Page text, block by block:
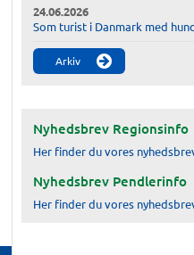
24.06.2026
Som turist i Danmark med
Arkiv
Nyhedsbrev Regionsinfo
Her finder du vores
Nyhedsbrev Pendlerinfo
Her finder du vores